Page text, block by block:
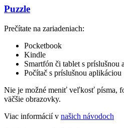
Puzzle
Prečítate na zariadeniach:
Pocketbook
Kindle
Smartfón či tablet s príslušnou
Počítač s príslušnou aplikáciou
Nie je možné meniť veľkosť písma,
väčšie obrazovky.
Viac informácií v našich návodoch